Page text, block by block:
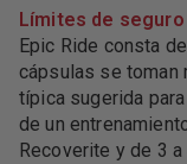
Límites de
Epic Ride consta
cápsulas se toman
típica sugerida
de un
Recoverite y de 3